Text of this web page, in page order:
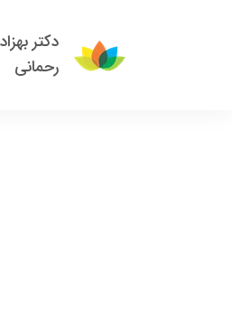
دکتر بهزاد
رحمانی